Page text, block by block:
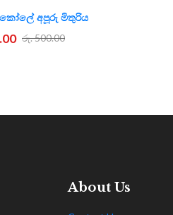
අපූරු මිතුරිය
රු. 500.00
About Us